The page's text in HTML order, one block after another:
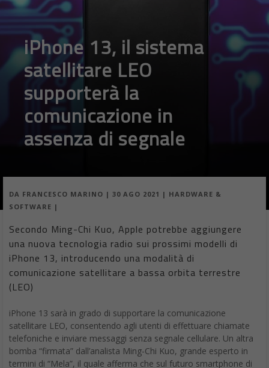
iPhone 13, il sistema
satellitare LEO
supporterà la
comunicazione in
assenza di segnale
DA FRANCESCO MARINO | 30 AGO 2021 | HARDWARE &
SOFTWARE |
Secondo Ming-Chi Kuo, Apple potrebbe aggiungere
una nuova tecnologia radio sui prossimi modelli di
iPhone 13, introducendo una modalità di
comunicazione satellitare a bassa orbita terrestre
(LEO)
iPhone 13 sarà in grado di supportare la comunicazione
satellitare LEO, consentendo agli utenti di effettuare chiamate
telefoniche e inviare messaggi senza segnale cellulare. Un altra
bomba “firmata” dall’analista Ming-Chi Kuo, grande esperto in
termini di “Mela”, il quale afferma che sul futuro smartphone di